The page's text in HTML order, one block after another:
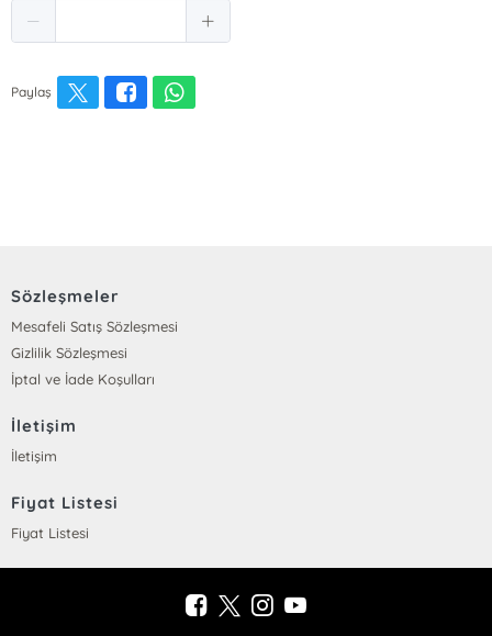
Paylaş
Sözleşmeler
Mesafeli Satış Sözleşmesi
Gizlilik Sözleşmesi
İptal ve İade Koşulları
İletişim
İletişim
Fiyat Listesi
Fiyat Listesi